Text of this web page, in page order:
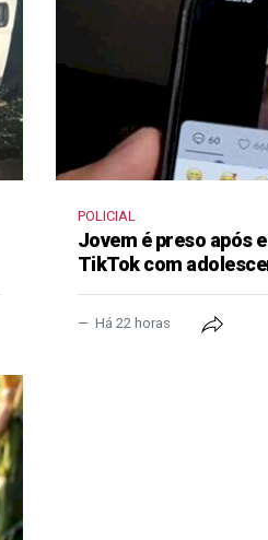
POLICIAL
Jovem é preso após
TikTok com
Há 22 horas